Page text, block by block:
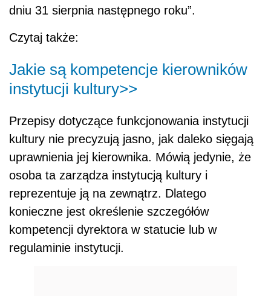
dniu 31 sierpnia następnego roku”.
Czytaj także:
Jakie są kompetencje kierowników
instytucji kultury>>
Przepisy dotyczące funkcjonowania instytucji
kultury nie precyzują jasno, jak daleko sięgają
uprawnienia jej kierownika. Mówią jedynie, że
osoba ta zarządza instytucją kultury i
reprezentuje ją na zewnątrz. Dlatego
konieczne jest określenie szczegółów
kompetencji dyrektora w statucie lub w
regulaminie instytucji.